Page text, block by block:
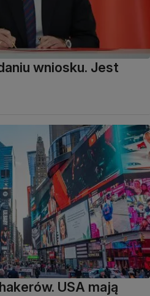
wniosku. Jest
USA mają